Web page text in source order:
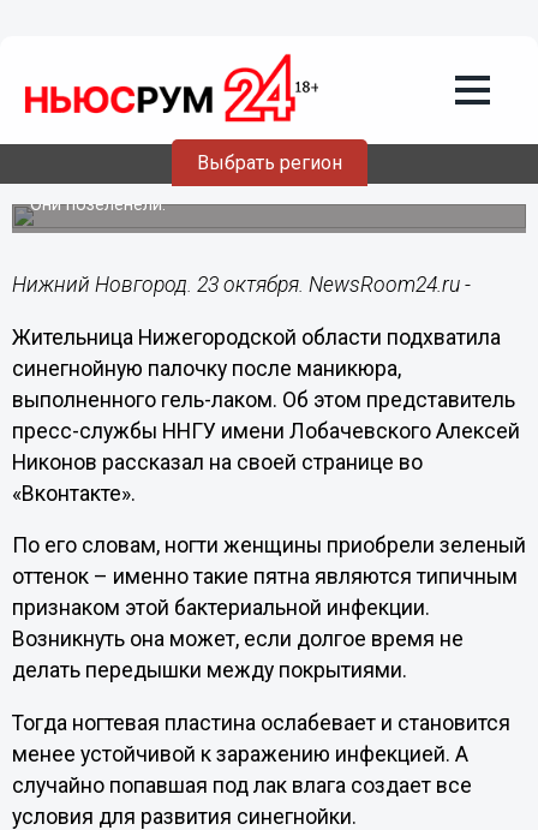
Выбрать регион
23.10.202317:59
Синегнойная палочка поселилась на
ногтях у нижегородки из-за гель-лака
Они позеленели.
Нижний Новгород. 23 октября. NewsRoom24.ru -
Жительница Нижегородской области подхватила
синегнойную палочку после маникюра,
выполненного гель-лаком. Об этом представитель
пресс-службы ННГУ имени Лобачевского Алексей
Никонов рассказал на своей странице во
«Вконтакте».
По его словам, ногти женщины приобрели зеленый
оттенок – именно такие пятна являются типичным
признаком этой бактериальной инфекции.
Возникнуть она может, если долгое время не
делать передышки между покрытиями.
Тогда ногтевая пластина ослабевает и становится
менее устойчивой к заражению инфекцией. А
случайно попавшая под лак влага создает все
условия для развития синегнойки.